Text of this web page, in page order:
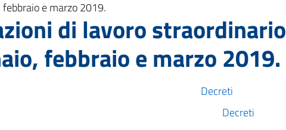
e marzo 2019.
di lavoro straordinario
febbraio e marzo 2019.
Decreti
Decreti